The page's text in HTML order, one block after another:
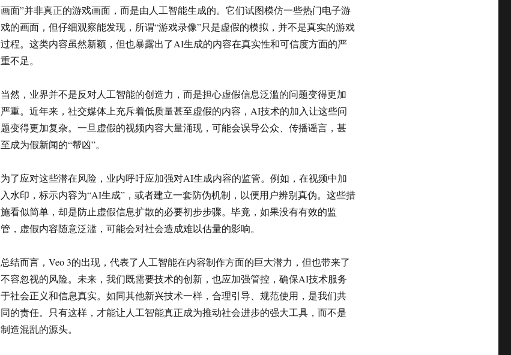
画面”并非真正的游戏画面，而是由人工智能生成的。它们试图模仿一些热门电子游
戏的画面，但仔细观察能发现，所谓“游戏录像”只是虚假的模拟，并不是真实的游戏
过程。这类内容虽然新颖，但也暴露出了AI生成的内容在真实性和可信度方面的严
重不足。
当然，业界并不是反对人工智能的创造力，而是担心虚假信息泛滥的问题变得更加
严重。近年来，社交媒体上充斥着低质量甚至虚假的内容，AI技术的加入让这些问
题变得更加复杂。一旦虚假的视频内容大量涌现，可能会误导公众、传播谣言，甚
至成为假新闻的“帮凶”。
为了应对这些潜在风险，业内呼吁应加强对AI生成内容的监管。例如，在视频中加
入水印，标示内容为“AI生成”，或者建立一套防伪机制，以便用户辨别真伪。这些措
施看似简单，却是防止虚假信息扩散的必要初步步骤。毕竟，如果没有有效的监
管，虚假内容随意泛滥，可能会对社会造成难以估量的影响。
总结而言，Veo 3的出现，代表了人工智能在内容制作方面的巨大潜力，但也带来了
不容忽视的风险。未来，我们既需要技术的创新，也应加强管控，确保AI技术服务
于社会正义和信息真实。如同其他新兴技术一样，合理引导、规范使用，是我们共
同的责任。只有这样，才能让人工智能真正成为推动社会进步的强大工具，而不是
制造混乱的源头。